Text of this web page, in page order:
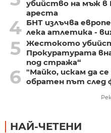
убийство на мъж в
ареста
4 БНТ излъчва
лека атлетика -
5 Жестокото
Прокуратурата
под стража“
6 "Майко, искам да
обратен път след
НАЙ-ЧЕТЕНИ